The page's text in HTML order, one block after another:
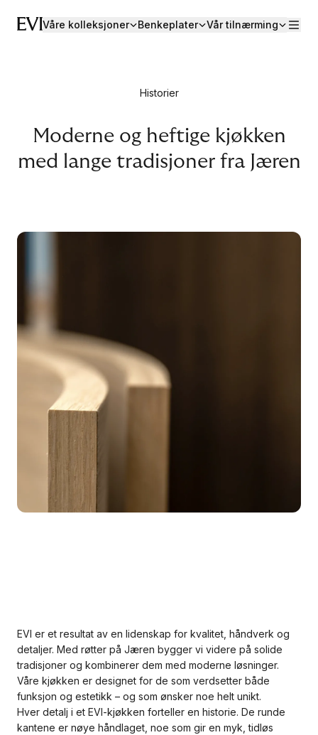
Våre kolleksjoner Benkeplater Vår tilnærming
Historier
Moderne og heftige kjøkken
med lange tradisjoner fra Jæren
EVI er et resultat av en lidenskap for kvalitet, håndverk og
detaljer. Med røtter på Jæren bygger vi videre på solide
tradisjoner og kombinerer dem med moderne løsninger.
Våre kjøkken er designet for de som verdsetter både
funksjon og estetikk – og som ønsker noe helt unikt.
Hver detalj i et EVI-kjøkken forteller en historie. De runde
kantene er nøye håndlaget, noe som gir en myk, tidløs